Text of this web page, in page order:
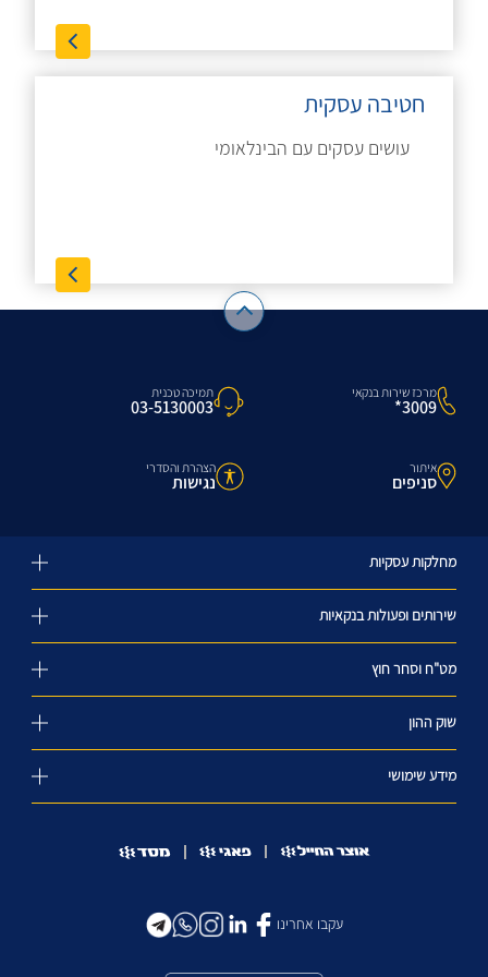
חטיבה עסקית
עושים עסקים עם הבינלאומי
מרכז שירות בנקאי
3009*
תמיכה טכנית
03-5130003
איתור
סניפים
הצהרת והסדרי
נגישות
מחלקות עסקיות
שירותים ופעולות בנקאיות
מט"ח וסחר חוץ
שוק ההון
מידע שימושי
עקבו אחרינו